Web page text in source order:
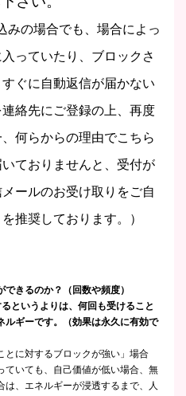
みの場合でも、場合によっ
っていたり、ブロックさ
ぐに自動返信が届かない
絡先にご登録の上、再度
何らからの理由でこちら
ておりませんと、受付が
ールのお受け取りをご自
推奨しております。）
きるのか？（回数や頻度）
というよりは、何回も受けること
ルギーです。（効果は永久に有効で
とに対するブロックが強い」場合
ていても、自己価値が低い場合、無
、エネルギーが浸透するまで、人